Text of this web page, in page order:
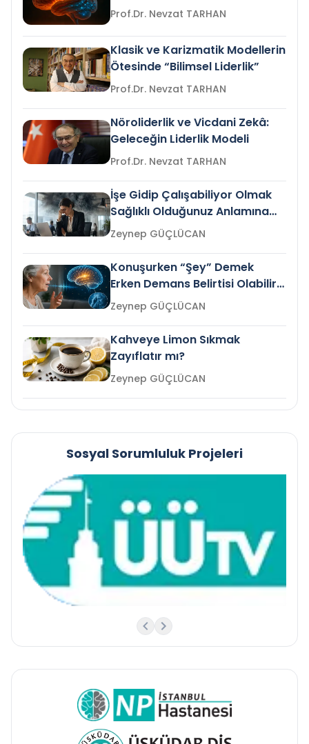
Prof.Dr. Nevzat TARHAN
Klasik ve Karizmatik Modellerin
Ötesinde “Bilimsel Liderlik”
Prof.Dr. Nevzat TARHAN
Nöroliderlik ve Vicdani Zekâ:
Geleceğin Liderlik Modeli
Prof.Dr. Nevzat TARHAN
İşe Gidip Çalışabiliyor Olmak
Sağlıklı Olduğunuz Anlamına
Gelir mi?Zeynep GÜÇLÜCAN
Konuşurken “Şey” Demek
Erken Demans Belirtisi Olabilir
mi?
Zeynep GÜÇLÜCAN
Kahveye Limon Sıkmak
Zayıflatır mı?
Zeynep GÜÇLÜCAN
Sosyal Sorumluluk Projeleri